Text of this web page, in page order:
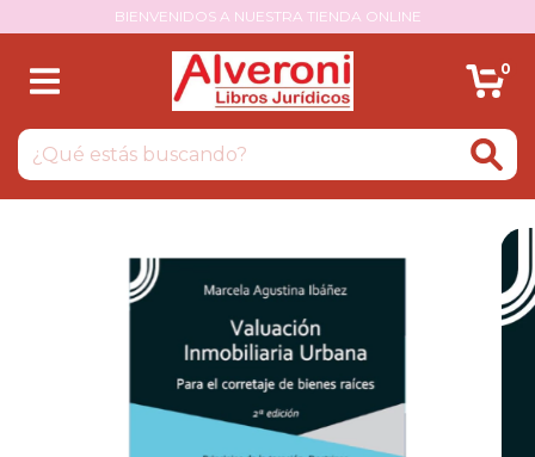
BIENVENIDOS A NUESTRA TIENDA ONLINE
0